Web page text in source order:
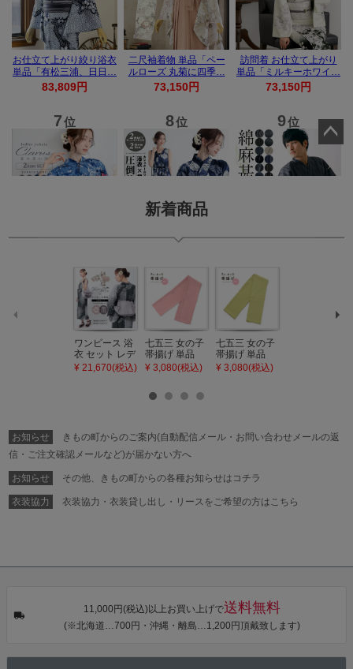
新着商品
ワンピース 浴
衣 セット レデ
ィース 吸水速
シェ）「ラン
タン・夜の葉
音・金継ぎ・
プ」Fサイズ
ワンピース 簡
単着付け 大人
¥ 21,670(税込)
七五三 女の子
帯揚げ 単品
「灰桃色」日
びあげ 和装 着
HI オリジナル
【メール便不
可】
¥ 3,080(税込)
七五三 女の子
帯揚げ 単品
「若葉色」日
HI オリジナル
【メール便不
¥ 3,080(税込)
HI オリジナル
【メール便不
お知らせ
きもの町からのご案内(自動配信メール・お問い合わせメールの返
信・ご注文確認メールなど)が届かない方へ
お知らせ その他、きもの町からの各種お知らせはコチラ
衣装協力 衣装協力・衣装貸し出し・リースをご希望の方はこちら
ジト
11,000円(税込)以上お買い上げで送料無料
(※北海道…700円・沖縄・離島…1,200円頂戴致します)